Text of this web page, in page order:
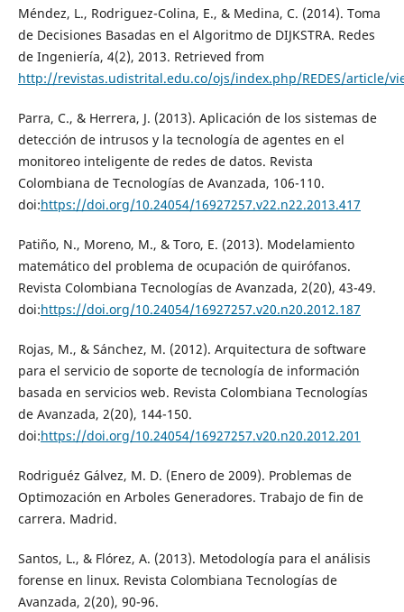
Méndez, L., Rodriguez-Colina, E., & Medina, C. (2014). Toma
de Decisiones Basadas en el Algoritmo de DIJKSTRA. Redes
de Ingeniería, 4(2), 2013. Retrieved from
http://revistas.udistrital.edu.co/ojs/index.php/REDES/article/
Parra, C., & Herrera, J. (2013). Aplicación de los sistemas de
detección de intrusos y la tecnología de agentes en el
monitoreo inteligente de redes de datos. Revista
Colombiana de Tecnologías de Avanzada, 106-110.
doi:https://doi.org/10.24054/16927257.v22.n22.2013.417
Patiño, N., Moreno, M., & Toro, E. (2013). Modelamiento
matemático del problema de ocupación de quirófanos.
Revista Colombiana Tecnologías de Avanzada, 2(20), 43-49.
doi:https://doi.org/10.24054/16927257.v20.n20.2012.187
Rojas, M., & Sánchez, M. (2012). Arquitectura de software
para el servicio de soporte de tecnología de información
basada en servicios web. Revista Colombiana Tecnologías
de Avanzada, 2(20), 144-150.
doi:https://doi.org/10.24054/16927257.v20.n20.2012.201
Rodriguéz Gálvez, M. D. (Enero de 2009). Problemas de
Optimozación en Arboles Generadores. Trabajo de fin de
carrera. Madrid.
Santos, L., & Flórez, A. (2013). Metodología para el análisis
forense en linux. Revista Colombiana Tecnologías de
Avanzada, 2(20), 90-96.